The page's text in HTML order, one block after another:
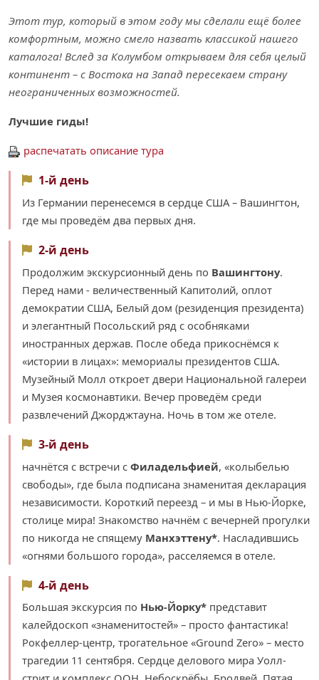
Этот тур, который в этом году мы сделали ещё более
комфортным, можно смело назвать классикой нашего
каталога! Вслед за Колумбом открываем для себя целый
континент – с Востока на Запад пересекаем страну
неограниченных возможностей.
Лучшие гиды!
распечатать описание тура
1-й день
Из Германии перенесемся в сердце США – Вашингтон,
где мы проведём два первых дня.
2-й день
Продолжим экскурсионный день по Вашингтону.
Перед нами - величественный Капитолий, оплот
демократии США, Белый дом (резиденция президента)
и элегантный Посольский ряд c особняками
иностранных держав. После обеда прикоснёмся к
«истории в лицах»: мемориалы президентов США.
Музейный Молл откроет двери Национальной галереи
и Музея космонавтики. Вечер проведём среди
развлечений Джорджтауна. Ночь в том же отеле.
3-й день
начнётся с встречи с Филадельфией, «колыбелью
свободы», где была подписана знаменитая декларация
независимости. Короткий переезд – и мы в Нью-Йорке,
столице мира! Знакомство начнём с вечерней прогулки
по никогда не спящему Манхэттену*. Насладившись
«огнями большого города», расселяемся в отеле.
4-й день
Большая экскурсия по Нью-Йорку* представит
калейдоскоп «знаменитостей» – просто фантастика!
Рокфеллер-центр, трогательное «Ground Zero» – место
трагедии 11 сентября. Сердце делового мира Уолл-